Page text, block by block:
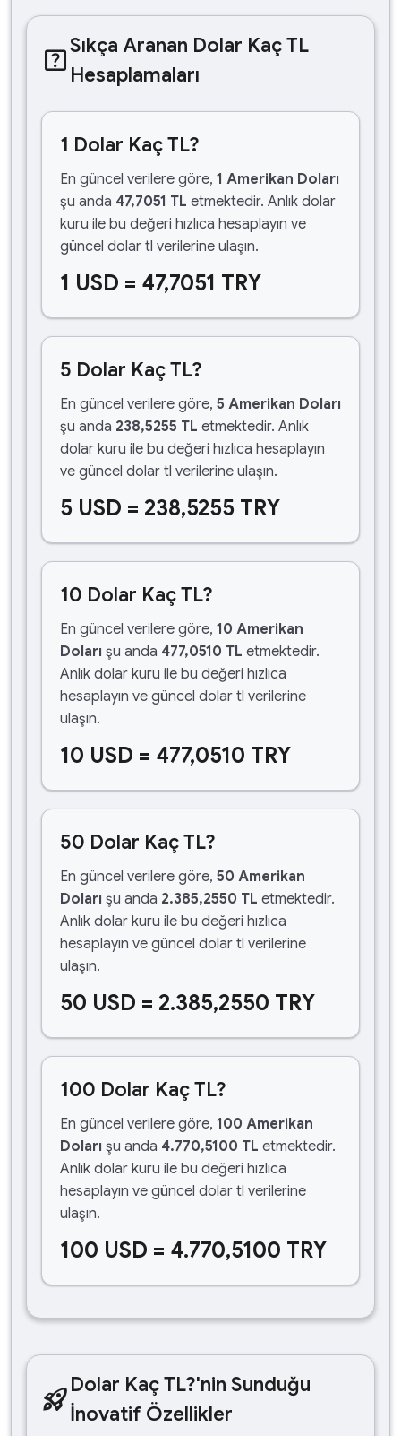
help_centerSıkça Aranan Dolar Kaç TL
Hesaplamaları
1 Dolar Kaç TL?
En güncel verilere göre, 1 Amerikan Doları
şu anda 47,7051 TL etmektedir. Anlık dolar
kuru ile bu değeri hızlıca hesaplayın ve
güncel dolar tl verilerine ulaşın.
1 USD = 47,7051 TRY
5 Dolar Kaç TL?
En güncel verilere göre, 5 Amerikan Doları
şu anda 238,5255 TL etmektedir. Anlık
dolar kuru ile bu değeri hızlıca hesaplayın
ve güncel dolar tl verilerine ulaşın.
5 USD = 238,5255 TRY
10 Dolar Kaç TL?
En güncel verilere göre, 10 Amerikan
Doları şu anda 477,0510 TL etmektedir.
Anlık dolar kuru ile bu değeri hızlıca
hesaplayın ve güncel dolar tl verilerine
ulaşın.
10 USD = 477,0510 TRY
50 Dolar Kaç TL?
En güncel verilere göre, 50 Amerikan
Doları şu anda 2.385,2550 TL etmektedir.
Anlık dolar kuru ile bu değeri hızlıca
hesaplayın ve güncel dolar tl verilerine
ulaşın.
50 USD = 2.385,2550 TRY
100 Dolar Kaç TL?
En güncel verilere göre, 100 Amerikan
Doları şu anda 4.770,5100 TL etmektedir.
Anlık dolar kuru ile bu değeri hızlıca
hesaplayın ve güncel dolar tl verilerine
ulaşın.
100 USD = 4.770,5100 TRY
rocket_launchDolar Kaç TL?'nin Sunduğu
İnovatif Özellikler